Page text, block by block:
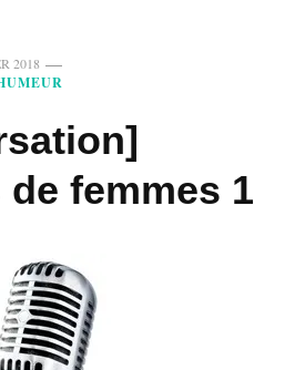
2018
de femmes 1